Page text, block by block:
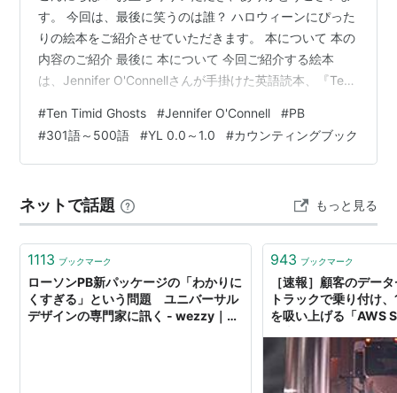
す。 今回は、最後に笑うのは誰？ ハロウィーンにぴった
りの絵本をご紹介させていただきます。 本について 本の
内容のご紹介 最後に 本について 今回ご紹介する絵本
は、Jennifer O'Connellさんが手掛けた英語読本、『Ten
です。 Ten Timid Ghosts (Read With Me Paperbacks)
作者:O'Connell, Jennifer Cartwheel Books Amazon 本の
内容のご紹介 ハロウィーンの雰囲気をたっぷり味わ…
#Ten Timid Ghosts #Jennifer O'Connell #PB
#301語～500語 #YL 0.0～1.0 #カウンティングブック
ネットで話題 もっと見る
1113 ブックマーク
ローソンPB新パッケージの「わかりに
くすぎる」という問題 ユニバーサル
デザインの専門家に訊く - wezzy｜ウ
943 ブックマーク
［速報］顧客のデー
トラックで乗り付け
を吸い上げる「AWS